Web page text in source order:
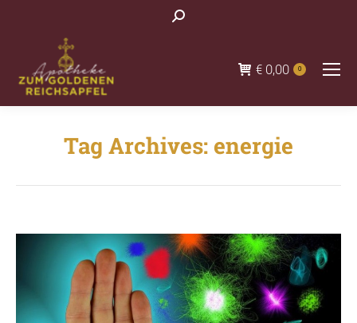
Search:
€ 0,00 0
Tag Archives: energie